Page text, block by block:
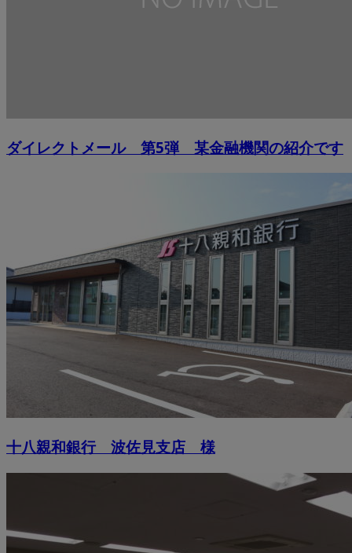
ダイレクトメール 第5弾 某金融機関の紹介です
十八親和銀行 波佐見支店 様